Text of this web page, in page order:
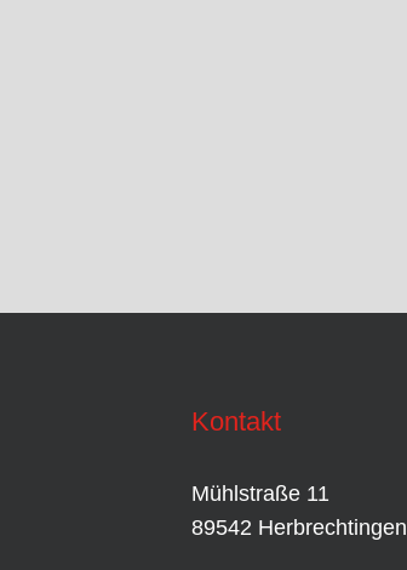
Kontakt
Mühlstraße 11
89542 Herbrechtingen